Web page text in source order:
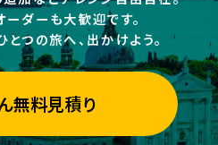
ダーも大歓迎です。
つの旅へ、出かけよう。
無料見積り